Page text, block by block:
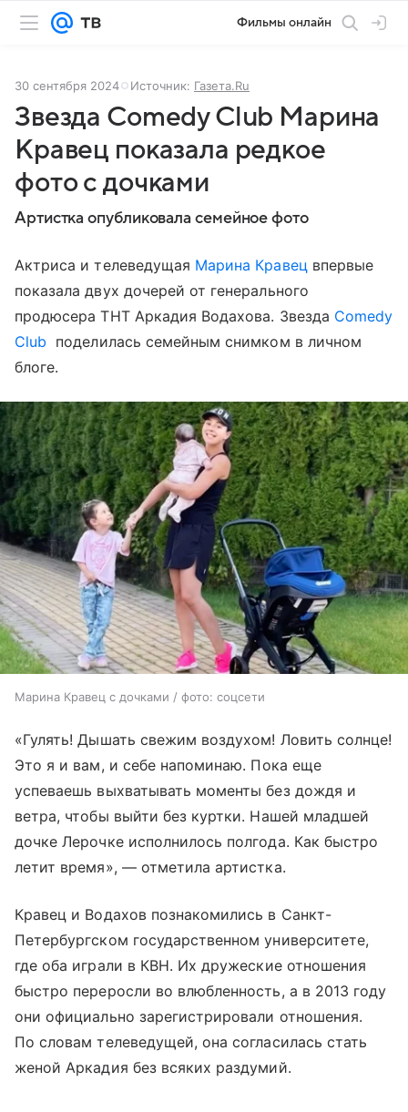
Фильмы онлайн
30 сентября 2024 Источник: Газета.Ru
Звезда Comedy Club Марина
Кравец показала редкое
фото с дочками
Артистка опубликовала семейное фото
Актриса и телеведущая Марина Кравецвпервые
показала двух дочерей от генерального
продюсера ТНТ Аркадия Водахова. Звезда Comedy
Club поделилась семейным снимком в личном
блоге.
Марина Кравец с дочками / фото: соцсети
«Гулять! Дышать свежим воздухом! Ловить солнце!
Это я и вам, и себе напоминаю. Пока еще
успеваешь выхватывать моменты без дождя и
ветра, чтобы выйти без куртки. Нашей младшей
дочке Лерочке исполнилось полгода. Как быстро
летит время», — отметила артистка.
Кравец и Водахов познакомились в Санкт-
Петербургском государственном университете,
где оба играли в КВН. Их дружеские отношения
быстро переросли во влюбленность, а в 2013 году
они официально зарегистрировали отношения.
По словам телеведущей, она согласилась стать
женой Аркадия без всяких раздумий.